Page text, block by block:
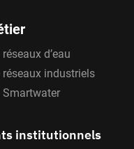
d’eau
industriels
institutionnels